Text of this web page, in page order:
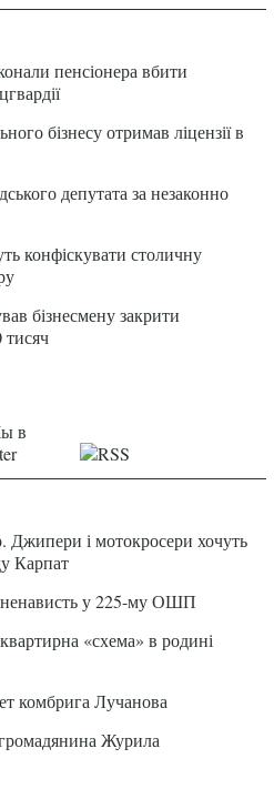
пенсіонера вбити
бізнесу отримав ліцензії в
депутата за незаконно
конфіскувати столичну
бізнесмену закрити
тисяч
Джипери і мотокросери хочуть
Карпат
ненависть у 225-му ОШП
«схема» в родині
комбрига Лучанова
Журила